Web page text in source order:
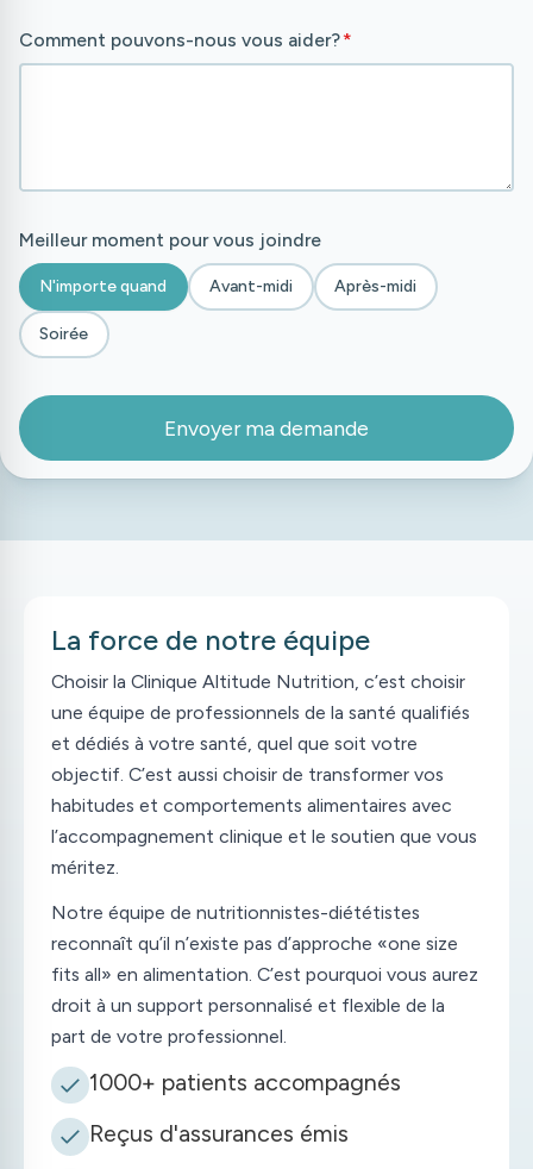
Comment pouvons-nous vous aider?*
Meilleur moment pour vous joindre
N'importe quand Avant-midi Après-midi
Soirée
Envoyer ma demande
La force de notre équipe
Choisir la Clinique Altitude Nutrition, c’est choisir
une équipe de professionnels de la santé qualifiés
et dédiés à votre santé, quel que soit votre
objectif. C’est aussi choisir de transformer vos
habitudes et comportements alimentaires avec
l’accompagnement clinique et le soutien que vous
méritez.
Notre équipe de nutritionnistes-diététistes
reconnaît qu’il n’existe pas d’approche «one size
fits all» en alimentation. C’est pourquoi vous aurez
droit à un support personnalisé et flexible de la
part de votre professionnel.
1000+ patients accompagnés
Reçus d'assurances émis